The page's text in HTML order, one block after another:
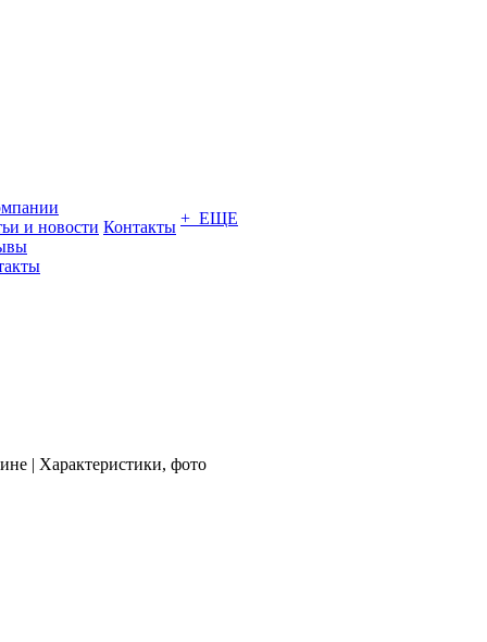
и новости Контакты + ЕЩЕ
| Характеристики, фото